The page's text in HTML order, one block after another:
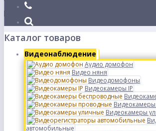
Каталог товаров
Видеонаблюдение
Аудио домофон
Видео няня
Видеодомофоны
Видеокамеры IP
Видеокамеры
автомобильные